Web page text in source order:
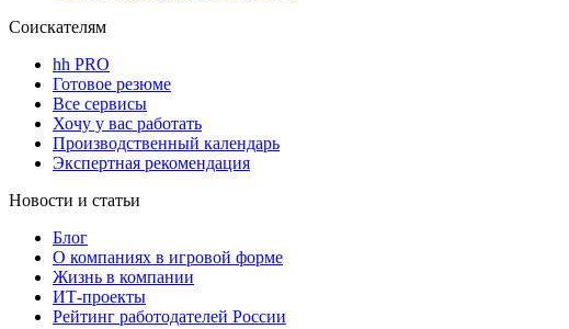
Соискателям
hh PRO
Готовое резюме
Все сервисы
Хочу у вас работать
Производственный календарь
Экспертная рекомендация
Новости и статьи
Блог
О компаниях в игровой форме
Жизнь в компании
ИТ-проекты
Рейтинг работодателей России